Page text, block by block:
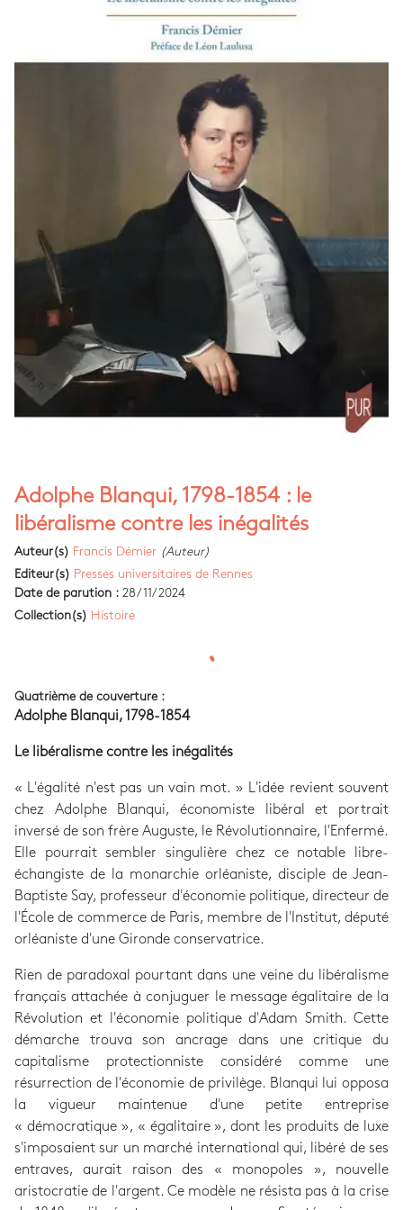
Adolphe Blanqui, 1798-1854 : le
libéralisme contre les inégalités
Auteur(s) Francis Démier (Auteur)
Editeur(s) Presses universitaires de Rennes
Date de parution : 28/11/2024
Collection(s) Histoire
Quatrième de couverture :
Adolphe Blanqui, 1798-1854
Le libéralisme contre les inégalités
« L'égalité n'est pas un vain mot. » L'idée revient souvent
chez Adolphe Blanqui, économiste libéral et portrait
inversé de son frère Auguste, le Révolutionnaire, l'Enfermé.
Elle pourrait sembler singulière chez ce notable libre-
échangiste de la monarchie orléaniste, disciple de Jean-
Baptiste Say, professeur d'économie politique, directeur de
l'École de commerce de Paris, membre de l'Institut, député
orléaniste d'une Gironde conservatrice.
Rien de paradoxal pourtant dans une veine du libéralisme
français attachée à conjuguer le message égalitaire de la
Révolution et l'économie politique d'Adam Smith. Cette
démarche trouva son ancrage dans une critique du
capitalisme protectionniste considéré comme une
résurrection de l'économie de privilège. Blanqui lui opposa
la vigueur maintenue d'une petite entreprise
« démocratique », « égalitaire », dont les produits de luxe
s'imposaient sur un marché international qui, libéré de ses
entraves, aurait raison des « monopoles », nouvelle
aristocratie de l'argent. Ce modèle ne résista pas à la crise